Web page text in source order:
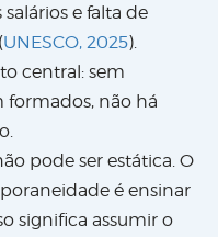
e falta de
UNESCO, 2025).
central: sem
formados, não há
pode ser estática. O
é ensinar
significa assumir o